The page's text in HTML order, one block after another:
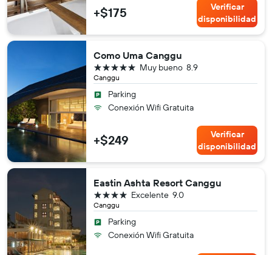
+$175
Verificar
disponibilidad
Como Uma Canggu
Canggu
8.9
Muy bueno
5 estrellas
Parking
Conexión Wifi Gratuita
+$249
Verificar
disponibilidad
Eastin Ashta Resort Canggu
Canggu
9.0
Excelente
4 estrellas
Parking
Conexión Wifi Gratuita